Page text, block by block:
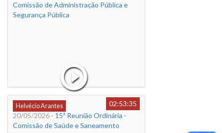
Comissão de Administração Pública e
Segurança Pública
Helvécio Arantes
02:53:35
20/05/2026 - 15ª Reunião Ordinária -
Comissão de Saúde e Saneamento